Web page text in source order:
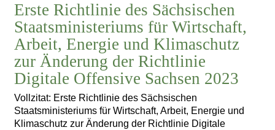
Erste Richtlinie des Sächsischen
Staatsministeriums für Wirtschaft,
Arbeit, Energie und Klimaschutz
zur Änderung der Richtlinie
Digitale Offensive Sachsen 2023
Vollzitat: Erste Richtlinie des Sächsischen
Staatsministeriums für Wirtschaft, Arbeit, Energie und
Klimaschutz zur Änderung der Richtlinie Digitale